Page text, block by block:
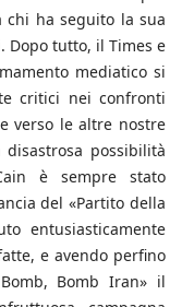
chi ha seguito la sua
Dopo tutto, il Times e
mediatico si
critici nei confronti
verso le altre nostre
possibilità
è sempre stato
del «Partito della
entusiasticamente
e avendo perfino
Bomb Iran» il